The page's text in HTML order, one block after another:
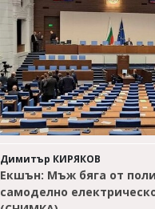
Димитър КИРЯКОВ
Екшън: Мъж бяга от
самоделно